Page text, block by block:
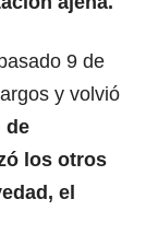
9 de
y volvió
de
los otros
el